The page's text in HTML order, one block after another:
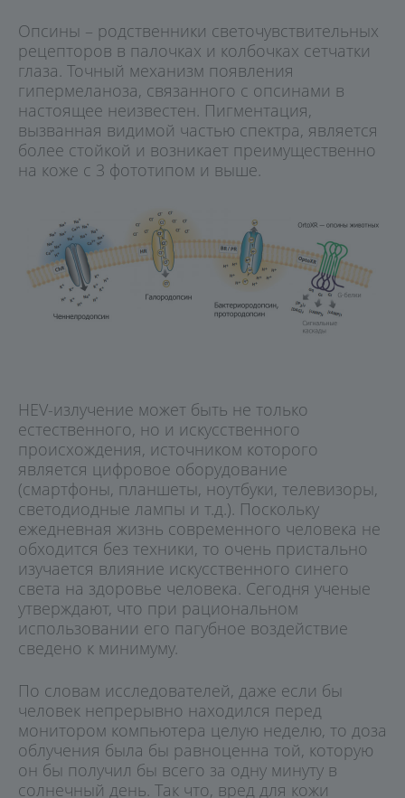
Опсины – родственники светочувствительных
рецепторов в палочках и колбочках сетчатки
глаза. Точный механизм появления
гипермеланоза, связанного с опсинами в
настоящее неизвестен. Пигментация,
вызванная видимой частью спектра, является
более стойкой и возникает преимущественно
на коже с 3 фототипом и выше.
HEV-излучение может быть не только
естественного, но и искусственного
происхождения, источником которого
является цифровое оборудование
(смартфоны, планшеты, ноутбуки, телевизоры,
светодиодные лампы и т.д.). Поскольку
ежедневная жизнь современного человека не
обходится без техники, то очень пристально
изучается влияние искусственного синего
света на здоровье человека. Сегодня ученые
утверждают, что при рациональном
использовании его пагубное воздействие
сведено к минимуму.
По словам исследователей, даже если бы
человек непрерывно находился перед
монитором компьютера целую неделю, то доза
облучения была бы равноценна той, которую
он бы получил бы всего за одну минуту в
солнечный день. Так что, вред для кожи